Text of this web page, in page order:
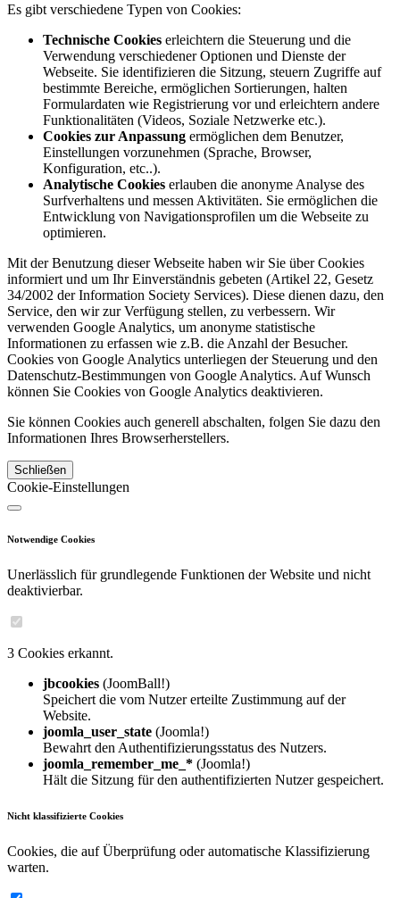
Es gibt verschiedene Typen von Cookies:
Technische Cookies erleichtern die Steuerung und die
Verwendung verschiedener Optionen und Dienste der
Webseite. Sie identifizieren die Sitzung, steuern Zugriffe auf
bestimmte Bereiche, ermöglichen Sortierungen, halten
Formulardaten wie Registrierung vor und erleichtern andere
Funktionalitäten (Videos, Soziale Netzwerke etc.).
Cookies zur Anpassung ermöglichen dem Benutzer,
Einstellungen vorzunehmen (Sprache, Browser,
Konfiguration, etc..).
Analytische Cookies erlauben die anonyme Analyse des
Surfverhaltens und messen Aktivitäten. Sie ermöglichen die
Entwicklung von Navigationsprofilen um die Webseite zu
optimieren.
Mit der Benutzung dieser Webseite haben wir Sie über Cookies
informiert und um Ihr Einverständnis gebeten (Artikel 22, Gesetz
34/2002 der Information Society Services). Diese dienen dazu, den
Service, den wir zur Verfügung stellen, zu verbessern. Wir
verwenden Google Analytics, um anonyme statistische
Informationen zu erfassen wie z.B. die Anzahl der Besucher.
Cookies von Google Analytics unterliegen der Steuerung und den
Datenschutz-Bestimmungen von Google Analytics. Auf Wunsch
können Sie Cookies von Google Analytics deaktivieren.
Sie können Cookies auch generell abschalten, folgen Sie dazu den
Informationen Ihres Browserherstellers.
Schließen
Cookie-Einstellungen
Notwendige Cookies
Unerlässlich für grundlegende Funktionen der Website und nicht
deaktivierbar.
3 Cookies erkannt.
jbcookies (JoomBall!)
Speichert die vom Nutzer erteilte Zustimmung auf der
Website.
joomla_user_state (Joomla!)
Bewahrt den Authentifizierungsstatus des Nutzers.
joomla_remember_me_* (Joomla!)
Hält die Sitzung für den authentifizierten Nutzer gespeichert.
Nicht klassifizierte Cookies
Cookies, die auf Überprüfung oder automatische Klassifizierung
warten.